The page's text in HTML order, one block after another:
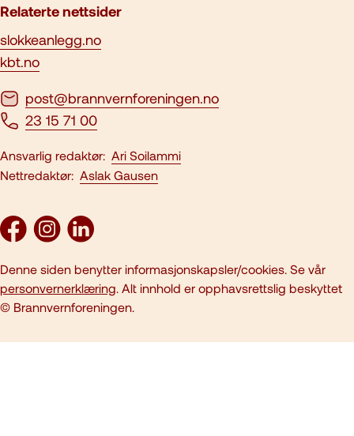
Relaterte nettsider
slokkeanlegg.no
kbt.no
post@brannvernforeningen.no
23 15 71 00
Ansvarlig redaktør: Ari Soilammi
Nettredaktør: Aslak Gausen
Denne siden benytter informasjonskapsler/cookies. Se vår
personvernerklæring. Alt innhold er opphavsrettslig beskyttet
© Brannvernforeningen.